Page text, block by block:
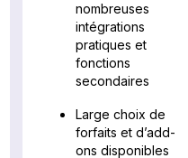
nombreuses
intégrations
pratiques et
fonctions
secondaires
Large choix de
forfaits et d’add-
ons disponibles